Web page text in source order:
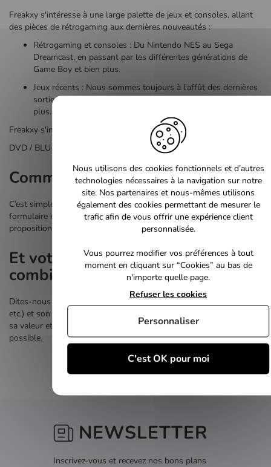
Freakxy s'intéresse à une large palette de jeux et consoles, allant
des pièces de rétrogaming aux dernières nouveautés :
Rétrogaming et consoles : Du Nintendo NES au Sega
Dreamcast, en passant par les différentes générations de
Game Boy et bien plus.
Jeux récents : Nous sommes toujours à l'affût des dernières
sorties sur Nintendo Switch, PlayStation 5, Xbox Series, et
plus.
Freakxy s'intéresse également à tous produits culturel :
DVD / BLU-RAY / CD AUDIO / LIVRES
Comment vendre vos reliques ?
C’est simple comme bonjour sur Freakxy.fr : remplissez notre
formulaire et laissez-nous faire le reste. Nous vous ferons une
proposition rapide pour vos jeux et consoles.
Et votre console, elle vaut
combien ?
Dites-nous juste de quel trésor il s'agit (Sony, Microsoft, Nintendo,
etc.) et son modèle (PS4, Xbox One, Switch, etc.). Nous évaluerons
sa valeur et vous ferons une offre basée sur le meilleur prix
possible.
NEWSLETTER
Inscrivez-vous et recevez nos bons plans
Nous utilisons des cookies fonctionnels et d’autres
technologies nécessaires à la navigation sur notre
site. Nos partenaires et nous-mêmes utilisons
également des cookies permettant de mesurer le
trafic afin de vous offrir une expérience client
personnalisée.
Vous pourrez modifier vos préférences à tout
moment en cliquant sur “Cookies” au bas de
n'importe quelle page.
C'est OK pour moi
Refuser les cookies
Personnaliser